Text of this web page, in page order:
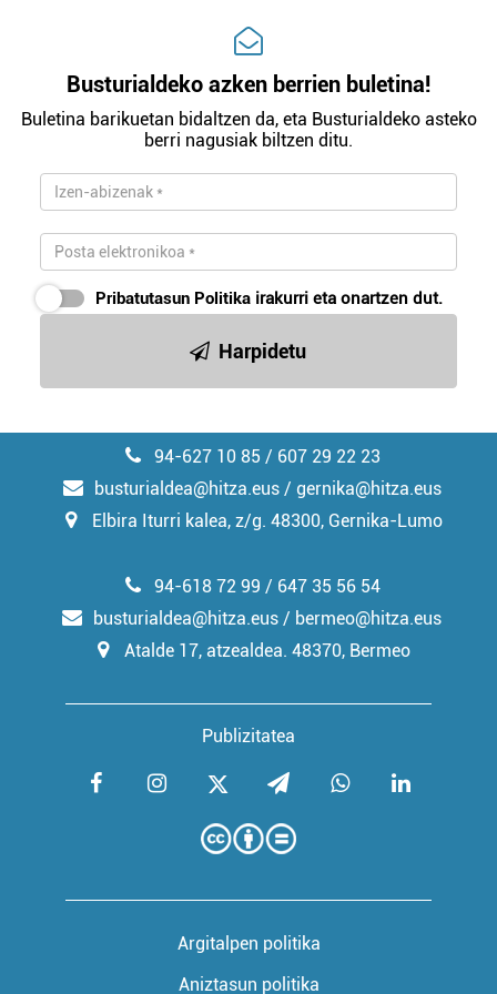
Busturialdeko azken berrien buletina!
Buletina barikuetan bidaltzen da, eta Busturialdeko asteko
berri nagusiak biltzen ditu.
Pribatutasun Politika irakurri eta onartzen dut.
Harpidetu
94-627 10 85 / 607 29 22 23
busturialdea@hitza.eus / gernika@hitza.eus
Elbira Iturri kalea, z/g. 48300, Gernika-Lumo
Publizitatea
94-618 72 99 / 647 35 56 54
busturialdea@hitza.eus / bermeo@hitza.eus
Atalde 17, atzealdea. 48370, Bermeo
Argitalpen politika
Aniztasun politika